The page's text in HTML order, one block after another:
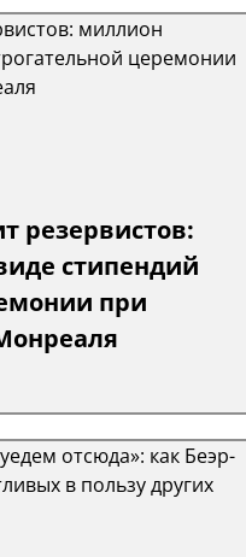
резервистов:
стипендий
при